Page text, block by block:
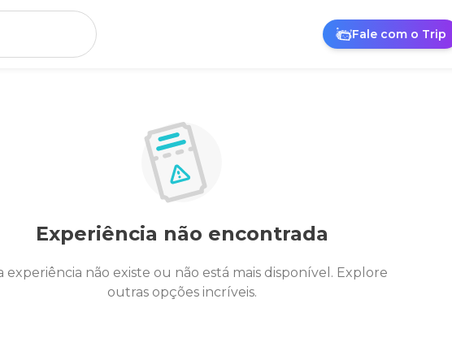
Fale com o Trip
Experiência não encontrada
experiência não existe ou não está mais disponível. Explore
outras opções incríveis.